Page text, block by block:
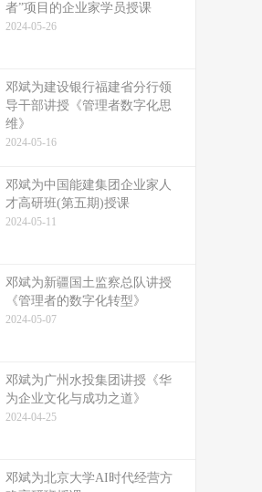
者”项目的企业家学员授课
2024-05-26
邓斌为建设银行福建省分行领
导干部讲授《管理者数字化思
维》
2024-05-16
邓斌为中国能建集团企业家人
才高研班(第五期)授课
2024-05-11
邓斌为新疆国土监察总队讲授
《管理者的数字化转型》
2024-05-07
邓斌为广州水投集团讲授《华
为企业文化与成功之道》
2024-04-25
邓斌为北京大学AI时代经营方